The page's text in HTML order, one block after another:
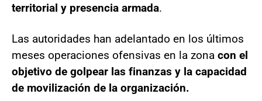
territorial y presencia armada.
Las autoridades han adelantado en los últimos
meses operaciones ofensivas en la zona con el
objetivo de golpear las finanzas y la capacidad
de movilización de la organización.